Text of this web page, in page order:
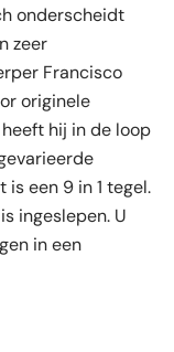
onderscheidt
zeer
Francisco
originele
hij in de loop
een 9 in 1 tegel.
ingeslepen. U
in een